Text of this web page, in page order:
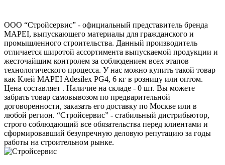
ООО “Стройсервис” - официальный представитель бренда
MAPEI, выпускающего материалы для гражданского и
промышленного строительства. Данный производитель
отличается широтой ассортимента выпускаемой продукции и
жесточайшим контролем за соблюдением всех этапов
технологического процесса. У нас можно купить такой товар
как Клей MAPEI Adesilex PG4, 6 кг в розницу или оптом.
Цена составляет . Наличие на складе - 0 шт. Вы можете
забрать товар самовывозом по предварительной
договоренности, заказать его доставку по Москве или в
любой регион. “Стройсервис” - стабильный дистрибьютор,
строго соблюдающий все обязательства перед клиентами и
сформировавший безупречную деловую репутацию за годы
работы на строительном рынке.